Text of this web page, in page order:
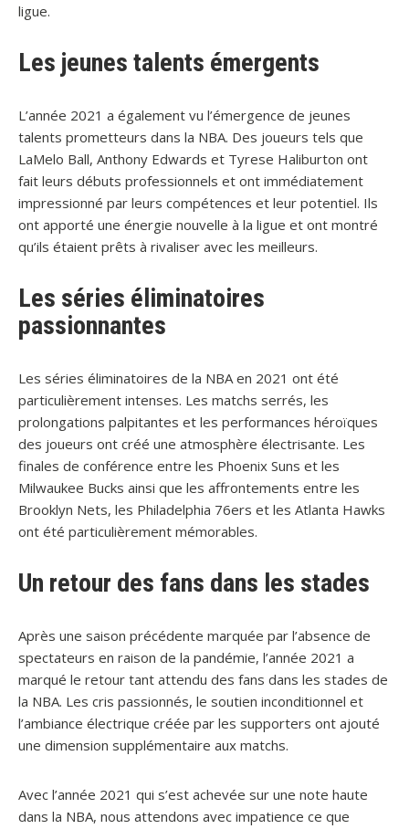
ligue.
Les jeunes talents émergents
L’année 2021 a également vu l’émergence de jeunes
talents prometteurs dans la NBA. Des joueurs tels que
LaMelo Ball, Anthony Edwards et Tyrese Haliburton ont
fait leurs débuts professionnels et ont immédiatement
impressionné par leurs compétences et leur potentiel. Ils
ont apporté une énergie nouvelle à la ligue et ont montré
qu’ils étaient prêts à rivaliser avec les meilleurs.
Les séries éliminatoires
passionnantes
Les séries éliminatoires de la NBA en 2021 ont été
particulièrement intenses. Les matchs serrés, les
prolongations palpitantes et les performances héroïques
des joueurs ont créé une atmosphère électrisante. Les
finales de conférence entre les Phoenix Suns et les
Milwaukee Bucks ainsi que les affrontements entre les
Brooklyn Nets, les Philadelphia 76ers et les Atlanta Hawks
ont été particulièrement mémorables.
Un retour des fans dans les stades
Après une saison précédente marquée par l’absence de
spectateurs en raison de la pandémie, l’année 2021 a
marqué le retour tant attendu des fans dans les stades de
la NBA. Les cris passionnés, le soutien inconditionnel et
l’ambiance électrique créée par les supporters ont ajouté
une dimension supplémentaire aux matchs.
Avec l’année 2021 qui s’est achevée sur une note haute
dans la NBA, nous attendons avec impatience ce que